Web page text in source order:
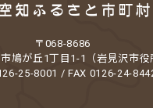
〒068-8686
鳩が丘1丁目1-1（岩見沢市役
25-8001 / FAX 0126-24-